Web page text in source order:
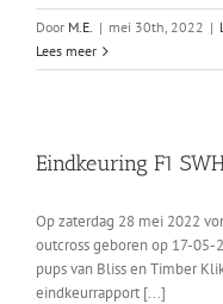
Door M.E. | mei 30th, 2022 |
Lees meer
Eindkeuring F1
Op zaterdag 28 mei 2022
outcross geboren op 17-05-
pups van Bliss en Timber
eindkeurrapport [...]